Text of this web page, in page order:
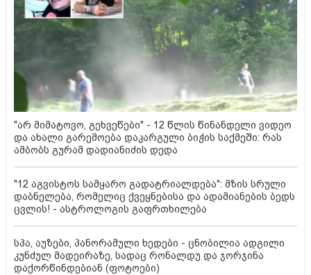
"არ მიმატოვო, გეხვეწები" - 12 წლის წინანდელი ვიდეო
და ახალი გარემოება დაკარგული ბიჭის საქმეში: რას
ამბობს გურამ დადიანიძის დედა
"12 აგვისტოს სამყარო გადატრიალდება": მზის სრული
დაბნელება, რომელიც ქვეყნებისა და ადამიანების ბედს
ცვლის! - ასტროლოგის გაფრთხილება
სპა, აუზები, პანორამული ხედები - ცნობილია ადგილი
კუნძულ მადეირაზე, სადაც რონალდუ და ჯორჯინა
დაქორწინდებიან (ფოტოები)